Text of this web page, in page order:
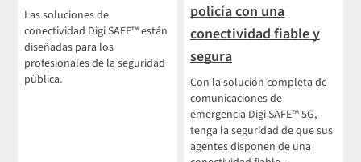
Las soluciones de
conectividad Digi SAFE™ están
diseñadas para los
profesionales de la seguridad
pública.
policía con una
conectividad fiable y
segura
Con la solución completa de
comunicaciones de
emergencia Digi SAFE™ 5G,
tenga la seguridad de que sus
agentes disponen de una